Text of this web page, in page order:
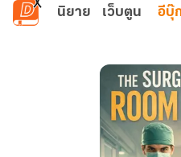
ข้ามไปยังเนื้อหาหลัก
นิยาย เว็บตูน อีบุ๊